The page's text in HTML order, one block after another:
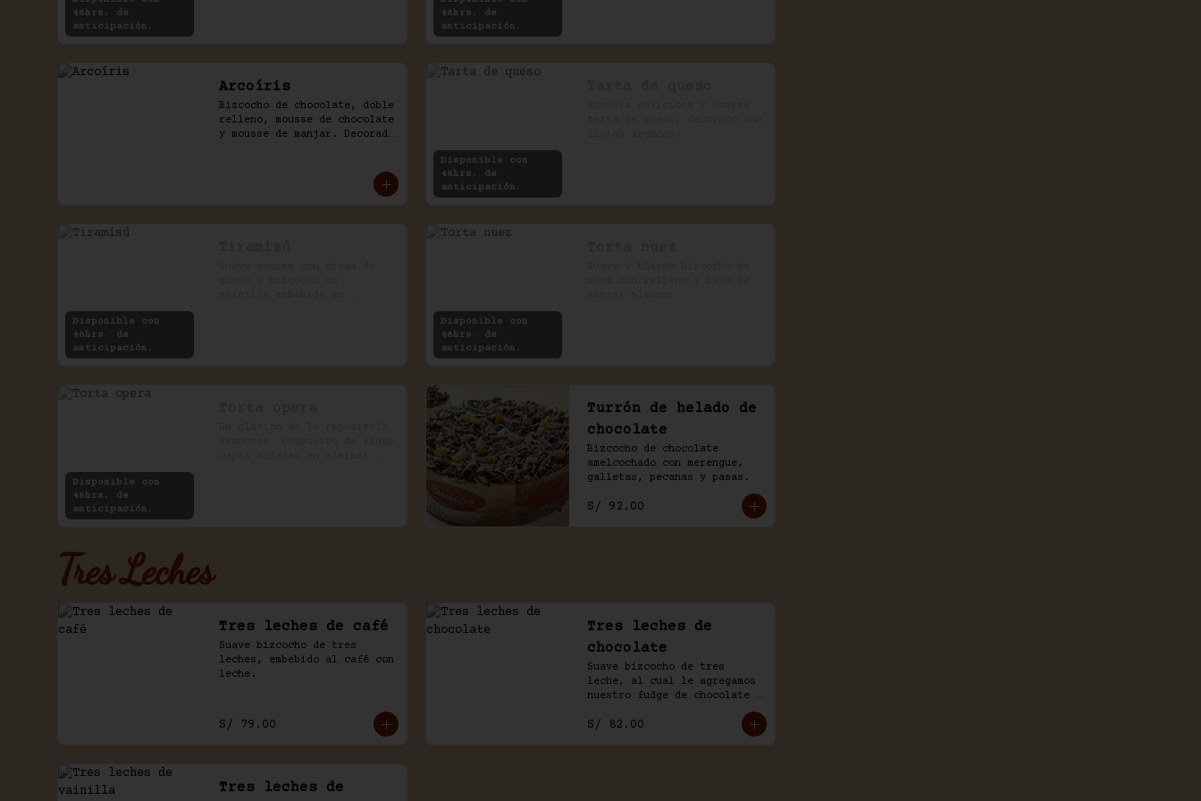
48hrs. de
anticipación.
48hrs. de
anticipación.
Arcoíris
Bizcocho de chocolate, doble
relleno, mousse de chocolate
y mousse de manjar. Decorado
Disponible con
48hrs. de
anticipación.
Disponible con
48hrs. de
anticipación.
Disponible con
48hrs. de
anticipación.
Disponible con
48hrs. de
anticipación.
Turrón de helado de
chocolate
Bizcocho de chocolate
amelcochado con merengue,
galletas, pecanas y pasas.
S/ 92.00
Tres Leches
Tres leches de café
Suave bizcocho de tres
leches, embebido al café con
leche.
S/ 79.00
Tres leches de
chocolate
Suave bizcocho de tres
leche, al cual le agregamos
nuestro fudge de chocolate
S/ 82.00
Tres leches de